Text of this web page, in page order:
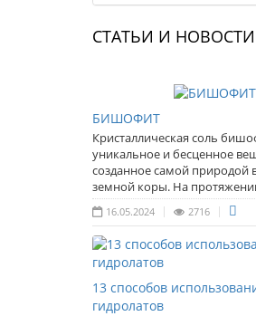
СТАТЬИ И НОВОСТИ
БИШОФИТ
Кристаллическая соль
уникальное и бесценное
созданное самой природой
земной коры. На
16.05.2024 2716
13 способов
гидролатов